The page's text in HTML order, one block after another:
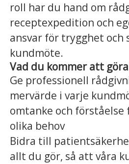
roll har du hand om
receptexpedition och
ansvar för trygghet och
kundmöte.
Vad du kommer att göra
Ge professionell
mervärde i varje
omtanke och förståelse
olika behov
Bidra till
allt du gör, så att våra